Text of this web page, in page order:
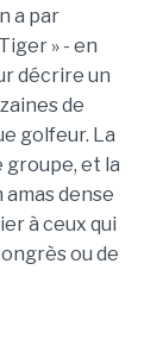
a par
» - en
décrire un
de
golfeur. La
groupe, et la
dense
à ceux qui
ou de